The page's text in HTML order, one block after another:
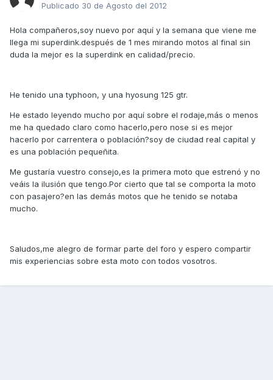
Publicado 30 de Agosto del 2012
Hola compañeros,soy nuevo por aquí y la semana que viene me
llega mi superdink.después de 1 mes mirando motos al final sin
duda la mejor es la superdink en calidad/precio.
He tenido una typhoon, y una hyosung 125 gtr.
He estado leyendo mucho por aquí sobre el rodaje,más o menos
me ha quedado claro como hacerlo,pero nose si es mejor
hacerlo por carrentera o población?soy de ciudad real capital y
es una población pequeñita.
Me gustaría vuestro consejo,es la primera moto que estrenó y no
veáis la ilusión que tengo.Por cierto que tal se comporta la moto
con pasajero?en las demás motos que he tenido se notaba
mucho.
Saludos,me alegro de formar parte del foro y espero compartir
mis experiencias sobre esta moto con todos vosotros.